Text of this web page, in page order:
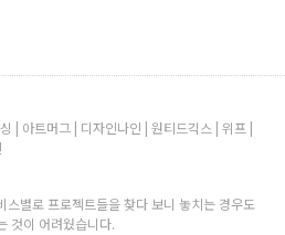
| 아트머그 | 디자인나인 | 원티드긱스 | 위프 |
스별로 프로젝트들을 찾다 보니 놓치는 경우도
것이 어려웠습니다.